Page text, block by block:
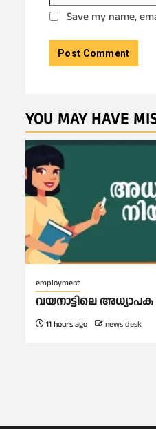
Save my name,
YOU MAY HAVE
employment
വയനാട്ടിലെ
11 hours ago news desk